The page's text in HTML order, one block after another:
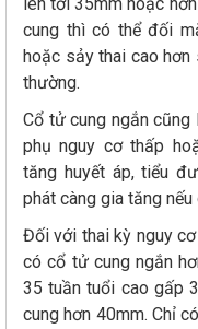
lên tới 35mm hoặc
cung thì có thể đối
hoặc sảy thai cao
thường.
Cổ tử cung ngắn
phụ nguy cơ thấp
tăng huyết áp, tiểu
phát càng gia tăng
Đối với thai kỳ nguy
có cổ tử cung ngắn
35 tuần tuổi cao gấp
cung hơn 40mm. Chỉ